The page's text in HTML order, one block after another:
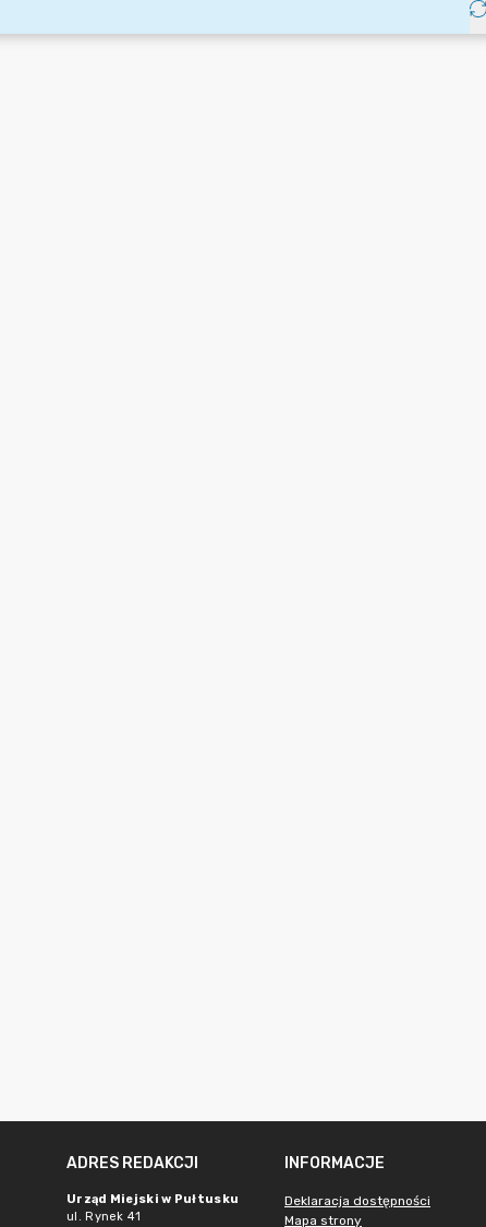
ADRES REDAKCJI
Urząd Miejski w Pułtusku
ul. Rynek 41
INFORMACJE
Deklaracja dostępności
Mapa strony